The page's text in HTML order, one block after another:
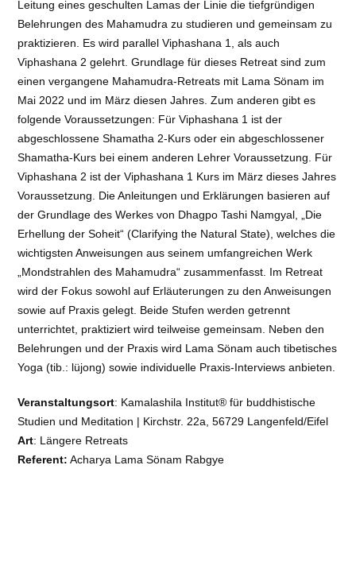
Leitung eines geschulten Lamas der Linie die tiefgründigen
Belehrungen des Mahamudra zu studieren und gemeinsam zu
praktizieren. Es wird parallel Viphashana 1, als auch
Viphashana 2 gelehrt. Grundlage für dieses Retreat sind zum
einen vergangene Mahamudra-Retreats mit Lama Sönam im
Mai 2022 und im März diesen Jahres. Zum anderen gibt es
folgende Voraussetzungen: Für Viphashana 1 ist der
abgeschlossene Shamatha 2-Kurs oder ein abgeschlossener
Shamatha-Kurs bei einem anderen Lehrer Voraussetzung. Für
Viphashana 2 ist der Viphashana 1 Kurs im März dieses Jahres
Voraussetzung. Die Anleitungen und Erklärungen basieren auf
der Grundlage des Werkes von Dhagpo Tashi Namgyal, „Die
Erhellung der Soheit“ (Clarifying the Natural State), welches die
wichtigsten Anweisungen aus seinem umfangreichen Werk
„Mondstrahlen des Mahamudra“ zusammenfasst. Im Retreat
wird der Fokus sowohl auf Erläuterungen zu den Anweisungen
sowie auf Praxis gelegt. Beide Stufen werden getrennt
unterrichtet, praktiziert wird teilweise gemeinsam. Neben den
Belehrungen und der Praxis wird Lama Sönam auch tibetisches
Yoga (tib.: lüjong) sowie individuelle Praxis-Interviews anbieten.
Veranstaltungsort: Kamalashila Institut® für buddhistische
Studien und Meditation | Kirchstr. 22a, 56729 Langenfeld/Eifel
Art: Längere Retreats
Referent: Acharya Lama Sönam Rabgye